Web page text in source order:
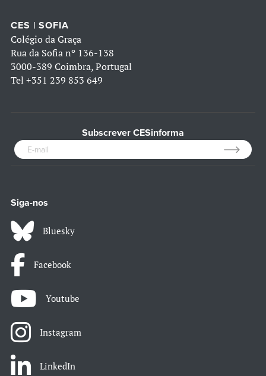
CES | SOFIA
Colégio da Graça
Rua da Sofia nº 136-138
3000-389 Coimbra, Portugal
Tel +351 239 853 649
Subscrever CESinforma
Siga-nos
Bluesky
Facebook
Youtube
Instagram
LinkedIn